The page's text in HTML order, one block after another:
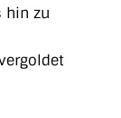
hin zu